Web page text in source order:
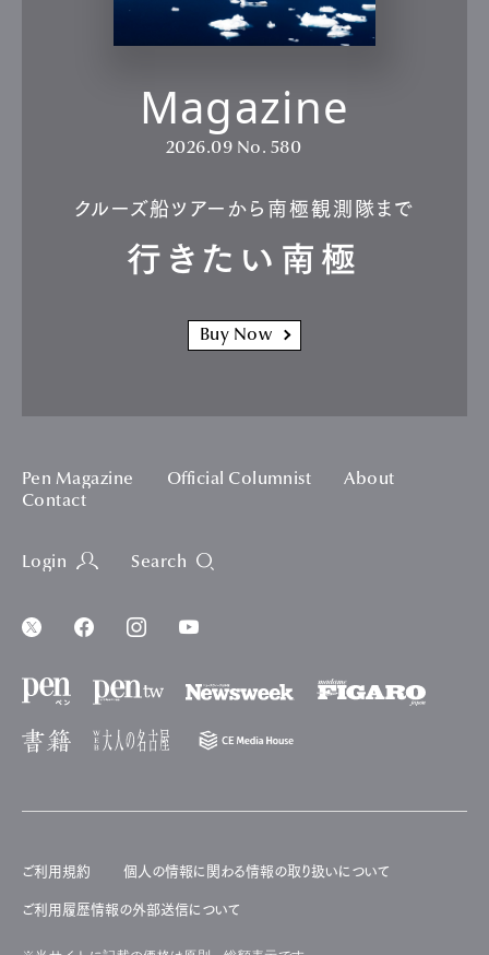
Pen international Pen tw
Magazine
2026.09 No. 580
クルーズ船ツアーから南極観測隊まで
行きたい南極
Buy Now
Pen Magazine Official Columnist
About
Contact
Login Search
ご利用規約 個人の情報に関わる情報の取り扱いについて
ご利用履歴情報の外部送信について